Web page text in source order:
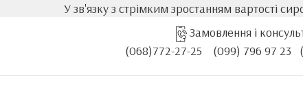
У зв'язку з стрімким зростанням вартості сировини
Замовлення і
(068)772-27-25
(099) 796 97 23